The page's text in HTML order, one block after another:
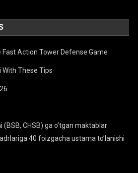
Action Tower Defense Game
With These Tips
CHSB) ga o’tgan maktablar
40 foizgacha ustama to’lanishi